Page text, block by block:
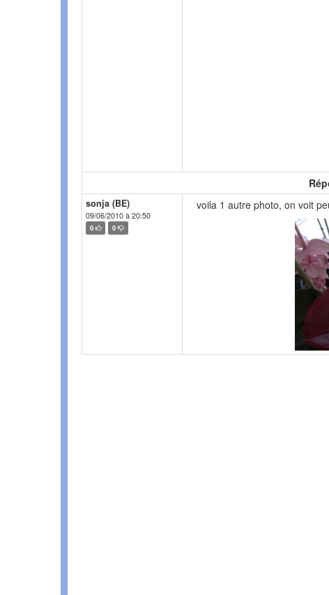
sonja (BE)
09/06/2010 à 20:50
0 0
voila 1 autre photo, on voit